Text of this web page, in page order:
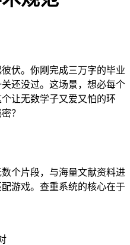
伏。你刚完成三万字的毕业
还没过。这场景，想必每个
让无数学子又爱又怕的环
？
个片段，与海量文献资料进
游戏。查重系统的核心在于